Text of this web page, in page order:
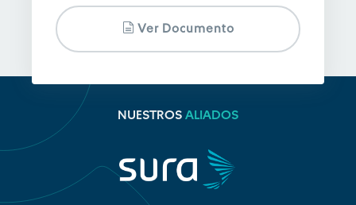
Ver Documento
NUESTROS ALIADOS